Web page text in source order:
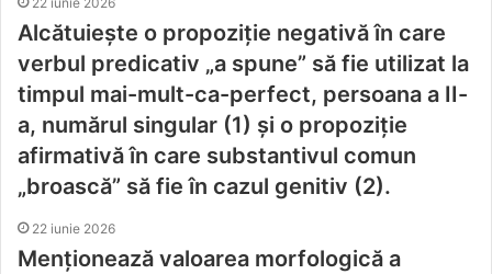
Alcătuiește o propoziție negativă în care
verbul predicativ „a spune” să fie utilizat la
timpul mai-mult-ca-perfect, persoana a II-
a, numărul singular (1) și o propoziție
afirmativă în care substantivul comun
„broască” să fie în cazul genitiv (2).
22 iunie 2026
Menţionează valoarea morfologică a